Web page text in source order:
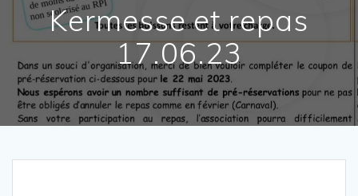
Kermesse et repas
17.06.23